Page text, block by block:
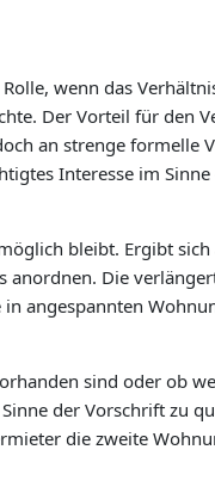
wenn das
Der Vorteil für den
an strenge formelle
Interesse im Sinne
bleibt. Ergibt
anordnen. Die
angespannten
sind oder ob
der Vorschrift zu
die zweite